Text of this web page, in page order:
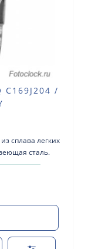
/
сплава легких
сталь.
Диаметр к..